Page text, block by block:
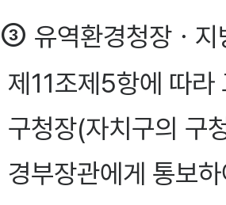
③ 유역환경청장ㆍ
제11조제5항에 따라
구청장(자치구의 구
경부장관에게 통보